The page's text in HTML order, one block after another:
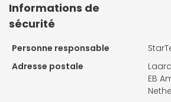
Informations de
sécurité
Personne responsable
Adresse postale
EB